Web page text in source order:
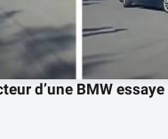
d’une BMW